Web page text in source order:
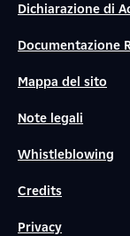
Dichiarazione di
Documentazione
Mappa del sito
Note legali
Whistleblowing
Credits
Privacy